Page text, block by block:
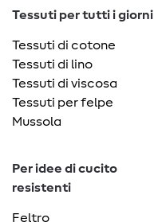
Tessuti per tutti i giorni
Tessuti di cotone
Tessuti di lino
Tessuti di viscosa
Tessuti per felpe
Mussola
Per idee di cucito
resistenti
Feltro